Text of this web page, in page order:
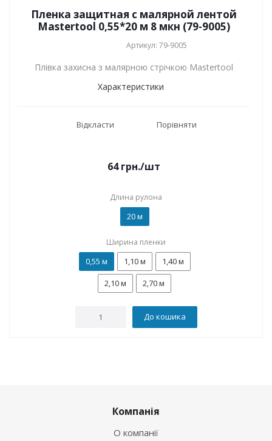
Пленка защитная с малярной лентой
Mastertool 0,55*20 м 8 мкн (79-9005)
Артикул: 79-9005
Плівка захисна з малярною стрічкою Mastertool
Характеристики
Відкласти Порівняти
64грн./шт
Длина рулона
20 м
Ширина пленки
0,55 м 1,10 м
1,40 м
2,10 м
2,70 м
До кошика
Компанія
О компанії